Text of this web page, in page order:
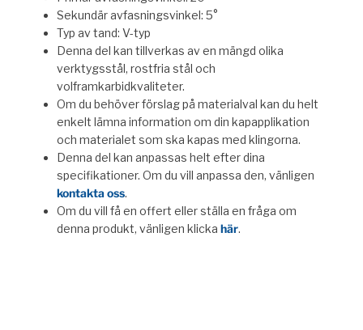
Sekundär avfasningsvinkel: 5°
Typ av tand: V-typ
Denna del kan tillverkas av en mängd olika
verktygsstål, rostfria stål och
volframkarbidkvaliteter.
Om du behöver förslag på materialval kan du helt
enkelt lämna information om din kapapplikation
och materialet som ska kapas med klingorna.
Denna del kan anpassas helt efter dina
specifikationer. Om du vill anpassa den, vänligen
kontakta oss.
Om du vill få en offert eller ställa en fråga om
denna produkt, vänligen klicka här.